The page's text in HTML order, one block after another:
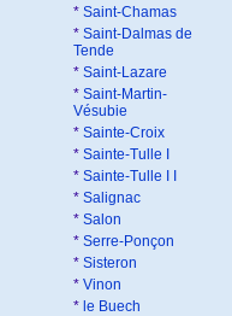
* Saint-Chamas
* Saint-Dalmas de
Tende
* Saint-Lazare
* Saint-Martin-
Vésubie
* Sainte-Croix
* Sainte-Tulle I
* Sainte-Tulle I I
* Salignac
* Salon
* Serre-Ponçon
* Sisteron
* Vinon
* le Buech